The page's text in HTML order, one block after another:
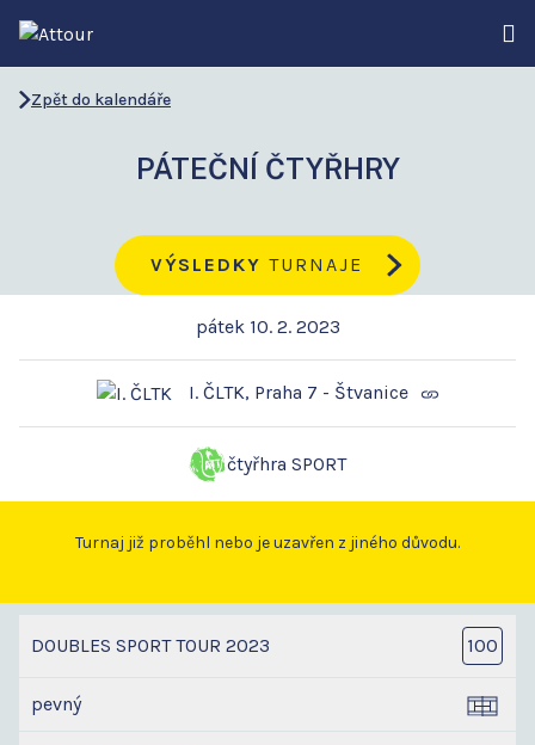
Zpět do kalendáře
PÁTEČNÍ ČTYŘHRY
VÝSLEDKY TURNAJE
pátek 10. 2. 2023
I. ČLTK, Praha 7 - Štvanice
čtyřhra SPORT
Turnaj již proběhl nebo je uzavřen z jiného důvodu.
DOUBLES SPORT TOUR 2023 100
pevný